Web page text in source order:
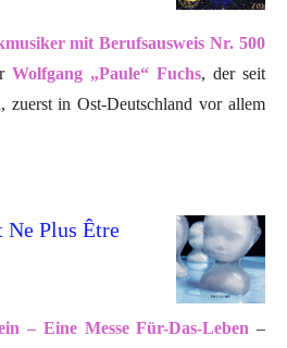
mit Berufsausweis Nr. 500
Wolfgang „Paule“ Fuchs, der seit
zuerst in Ost-Deutschland vor allem
Plus Être
– Eine Messe Für-Das-Leben –